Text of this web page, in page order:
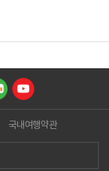
국내여행약관